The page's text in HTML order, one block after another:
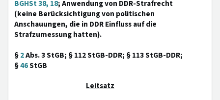
BGHSt 38, 18; Anwendung von DDR-Strafrecht
(keine Berücksichtigung von politischen
Anschauungen, die in DDR Einfluss auf die
Strafzumessung hatten).
§2Abs. 3 StGB; § 112 StGB-DDR; § 113 StGB-DDR;
§46StGB
Leitsatz